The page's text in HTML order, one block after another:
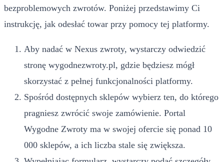
bezproblemowych zwrotów. Poniżej przedstawimy Ci
instrukcję, jak odesłać towar przy pomocy tej platformy.
Aby nadać w Nexus zwroty, wystarczy odwiedzić
stronę wygodnezwroty.pl, gdzie będziesz mógł
skorzystać z pełnej funkcjonalności platformy.
Spośród dostępnych sklepów wybierz ten, do którego
pragniesz zwrócić swoje zamówienie. Portal
Wygodne Zwroty ma w swojej ofercie się ponad 10
000 sklepów, a ich liczba stale się zwiększa.